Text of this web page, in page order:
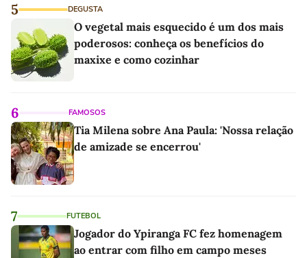
5 DEGUSTA
O vegetal mais esquecido é um dos mais
poderosos: conheça os benefícios do
maxixe e como cozinhar
6 FAMOSOS
Tia Milena sobre Ana Paula: 'Nossa relação
de amizade se encerrou'
7 FUTEBOL
Jogador do Ypiranga FC fez homenagem
ao entrar com filho em campo meses